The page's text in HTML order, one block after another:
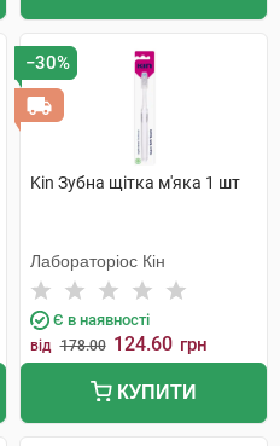
−30%
Kin Зубна щітка м'яка 1 шт
Лабораторіос Кін
Є в наявності
від 178.00 124.60 грн
КУПИТИ